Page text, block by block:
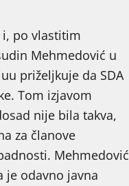
i, po vlastitim
Mehmedović u
priželjkuje da SDA
Tom izjavom
nije bila takva,
za članove
Mehmedović
je odavno javna